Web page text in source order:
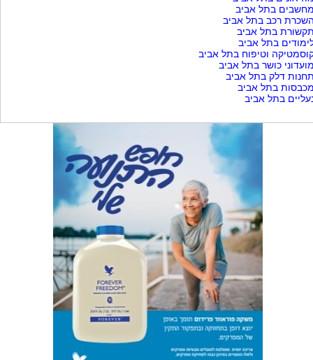
בתל אביב
רכב בתל אביב
בתל אביב
בתל אביב
וטיפוח בתל אביב
כושר בתל אביב
דלק בתל אביב
בתל אביב
בתל אביב